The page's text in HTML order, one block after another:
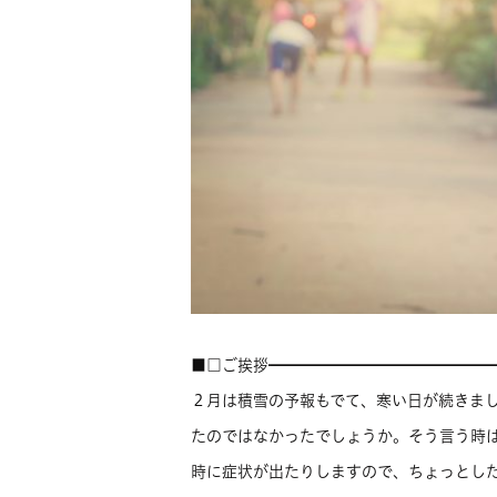
■□ご挨拶
２月は積雪の予報もでて、寒い日が続きま
たのではなかったでしょうか。そう言う時
時に症状が出たりしますので、ちょっとし